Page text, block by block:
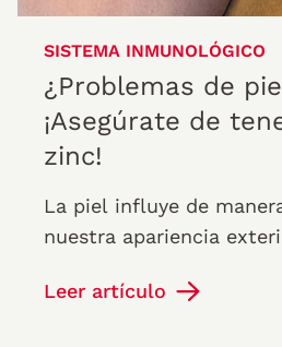
SISTEMA INMUNOLÓGICO
¿Problemas de
¡Asegúrate de
zinc!
La piel influye de
nuestra apariencia
granos y pústulas o
Leer artículo